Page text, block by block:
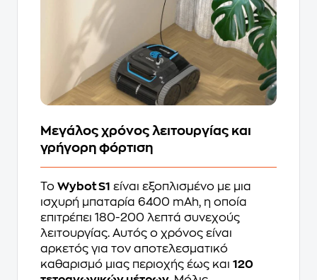
Μεγάλος χρόνος λειτουργίας και
γρήγορη φόρτιση
Το Wybot S1 είναι εξοπλισμένο με μια
ισχυρή μπαταρία 6400 mAh, η οποία
επιτρέπει 180-200 λεπτά συνεχούς
λειτουργίας. Αυτός ο χρόνος είναι
αρκετός για τον αποτελεσματικό
καθαρισμό μιας περιοχής έως και 120